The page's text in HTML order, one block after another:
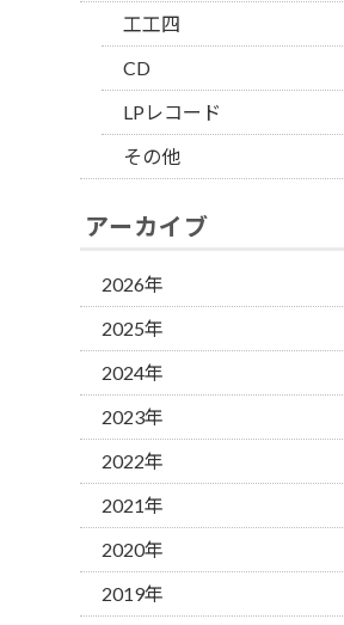
工工四
CD
LPレコード
その他
アーカイブ
2026年
2025年
2024年
2023年
2022年
2021年
2020年
2019年